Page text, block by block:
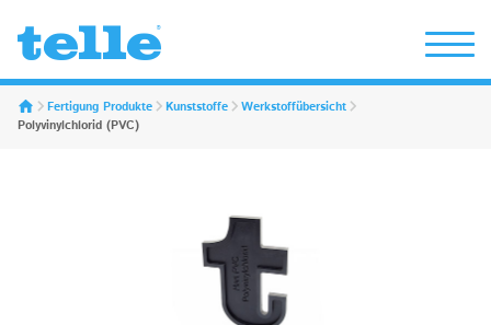
Erwin Telle GmbH
Fertigung Produkte Kunststoffe
Werkstoffübersicht
Polyvinylchlorid (PVC)